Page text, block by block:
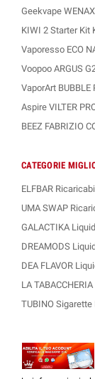
Geekvape
KIWI 2 Starter Kit
Vaporesso ECO
Voopoo ARGUS
VaporArt BUBBLE
Aspire VILTER
BEEZ FABRIZIO
CATEGORIE
ELFBAR
UMA SWAP
GALACTIKA
DREAMODS
DEA FLAVOR
LA
TUBINO